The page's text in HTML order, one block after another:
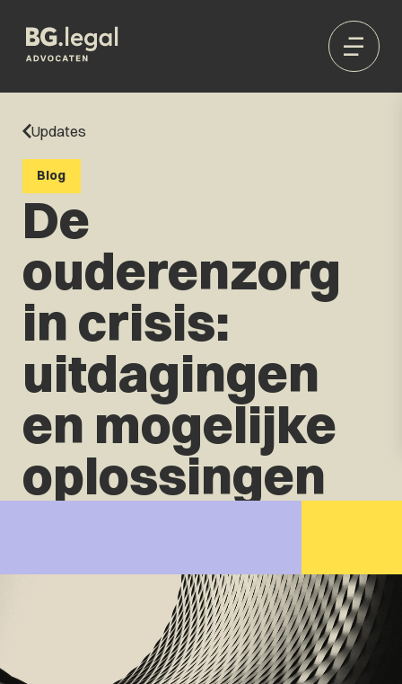
Updates
Blog
De
ouderenzorg
in crisis:
uitdagingen
en mogelijke
oplossingen